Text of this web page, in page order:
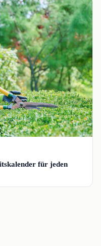
für jeden